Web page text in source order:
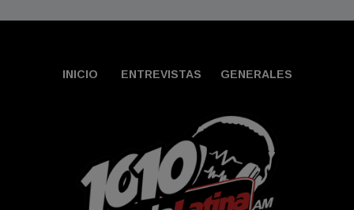
INICIO ENTREVISTAS GENERALES